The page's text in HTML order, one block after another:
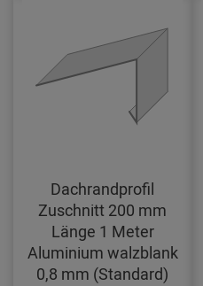
Dachrandprofil
Zuschnitt 200 mm
Länge 1 Meter
Aluminium walzblank
0,8 mm (Standard)